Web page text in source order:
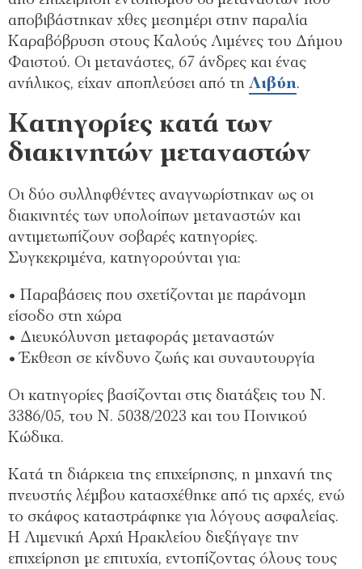
αποβιβάστηκαν χθες μεσημέρι στην παραλία
Καραβόβρυση στους Καλούς Λιμένες του Δήμου
Φαιστού. Οι μετανάστες, 67 άνδρες και ένας
ανήλικος, είχαν αποπλεύσει από τη Λιβύη.
Κατηγορίες κατά των
διακινητών μεταναστών
Οι δύο συλληφθέντες αναγνωρίστηκαν ως οι
διακινητές των υπολοίπων μεταναστών και
αντιμετωπίζουν σοβαρές κατηγορίες.
Συγκεκριμένα, κατηγορούνται για:
• Παραβάσεις που σχετίζονται με παράνομη
είσοδο στη χώρα
• Διευκόλυνση μεταφοράς μεταναστών
• Έκθεση σε κίνδυνο ζωής και συναυτουργία
Οι κατηγορίες βασίζονται στις διατάξεις του Ν.
3386/05, του Ν. 5038/2023 και του Ποινικού
Κώδικα.
Κατά τη διάρκεια της επιχείρησης, η μηχανή της
πνευστής λέμβου κατασχέθηκε από τις αρχές, ενώ
το σκάφος καταστράφηκε για λόγους ασφαλείας.
Η Λιμενική Αρχή Ηρακλείου διεξήγαγε την
επιχείρηση με επιτυχία, εντοπίζοντας όλους τους